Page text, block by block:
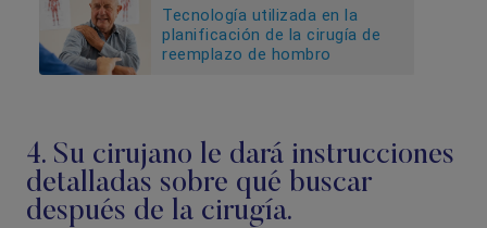
Tecnología utilizada en la
planificación de la cirugía de
reemplazo de hombro
4. Su cirujano le dará instrucciones
detalladas sobre qué buscar
después de la cirugía.